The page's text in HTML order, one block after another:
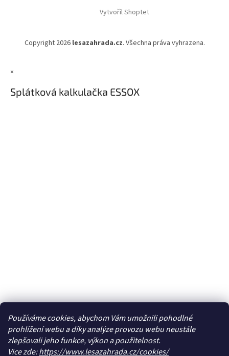
Používáme cookies, abychom Vám umožnili pohodlné
prohlížení webu a díky analýze provozu webu neustále
zlepšovali jeho funkce, výkon a použitelnost.
Vice zde:https://www.lesazahrada.cz/cookies/
Vytvořil Shoptet
Copyright 2026 lesazahrada.cz. Všechna práva vyhrazena.
×
Splátková kalkulačka ESSOX